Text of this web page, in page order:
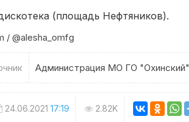
(площадь Нефтяников).
/ @alesha_omfg
Администрация МО ГО "Охинский"
24.06.2021 17:19 2.82K